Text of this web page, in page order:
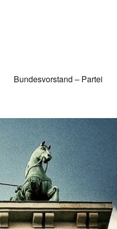
Bundesvorstand – Partei